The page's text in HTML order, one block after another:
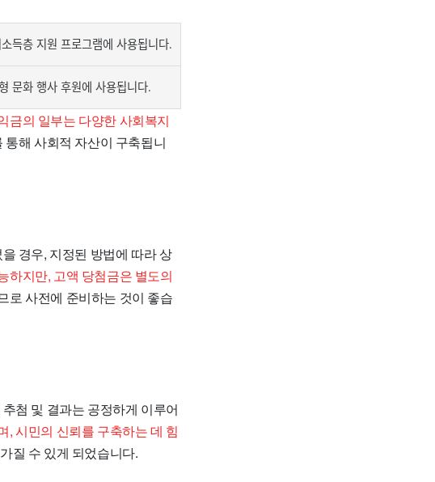
득층 지원 프로그램에 사용됩니다.
문화 행사 후원에 사용됩니다.
금의 일부는 다양한 사회복지
통해 사회적 자산이 구축됩니
경우, 지정된 방법에 따라 상
하지만, 고액 당첨금은 별도의
로 사전에 준비하는 것이 좋습
첨 및 결과는 공정하게 이루어
, 시민의 신뢰를 구축하는 데 힘
질 수 있게 되었습니다.